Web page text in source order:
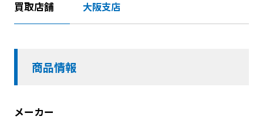
買取店舗 大阪支店
商品情報
メーカー